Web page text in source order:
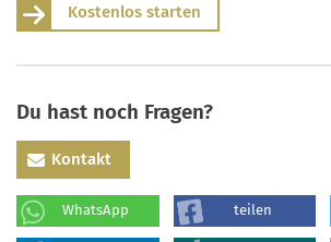
Kostenlos starten
Du hast noch Fragen?
Kontakt
WhatsApp teilen